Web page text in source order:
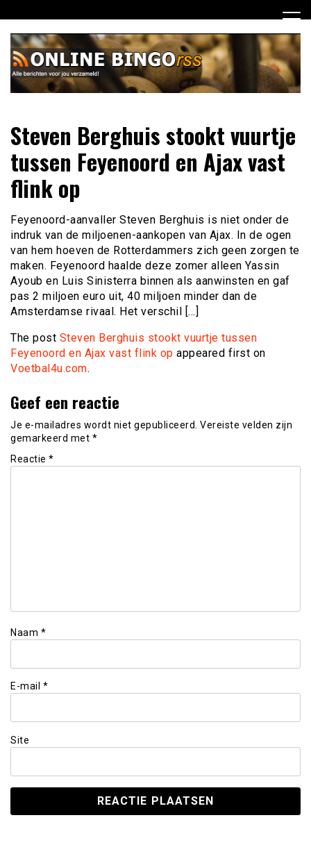
naar
inhoud
Online Bingo RSS
verzameld
Steven Berghuis stookt vuurtje
tussen Feyenoord en Ajax vast
flink op
Feyenoord-aanvaller Steven Berghuis is niet onder de
indruk van de miljoenen-aankopen van Ajax. In de ogen
van hem hoeven de Rotterdammers zich geen zorgen te
maken. Feyenoord haalde deze zomer alleen Yassin
Ayoub en Luis Sinisterra binnen als aanwinsten en gaf
pas 2 miljoen euro uit, 40 miljoen minder dan de
Amsterdamse rivaal. Het verschil […]
The post Steven Berghuis stookt vuurtje tussen
Feyenoord en Ajax vast flink op appeared first on
Voetbal4u.com.
Geef een reactie
Je e-mailadres wordt niet gepubliceerd. Vereiste velden zijn
gemarkeerd met *
Reactie *
Naam *
E-mail *
Site